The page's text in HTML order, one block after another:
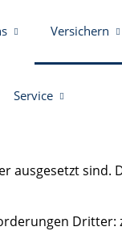
Versichern
Service
ausgesetzt sind.
Dritter: